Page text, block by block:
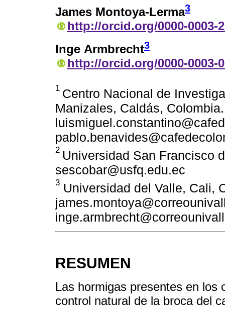
James Montoya-Lerma3
http://orcid.org/0000-0003-
Inge Armbrecht3
http://orcid.org/0000-0003-
1 Centro Nacional de
Manizales, Caldás, Colombia.
2 Universidad San Francisco
sescobar@usfq.edu.ec
3 Universidad del Valle, Cali,
RESUMEN
Las hormigas presentes en los
control natural de la broca del